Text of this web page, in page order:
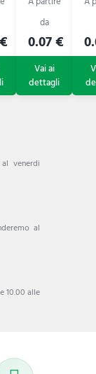
0.07 €
venerdi
al
10.00 alle